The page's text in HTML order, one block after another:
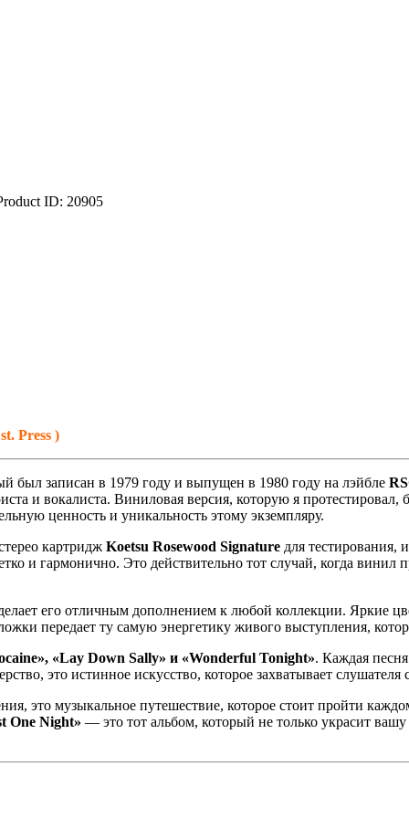
ID: 20905
Press )
был записан в 1979 году и выпущен в 1980 году на лэйбле
и вокалиста. Виниловая версия, которую я
ценность и уникальность этому экземпляру.
картридж Koetsu Rosewood Signature для тестирования,
и гармонично. Это действительно тот случай, когда
его отличным дополнением к любой коллекции. Яркие
передает ту самую энергетику живого выступления,
«Lay Down Sally» и «Wonderful Tonight». Каждая
это истинное искусство, которое захватывает слушателя
это музыкальное путешествие, которое стоит пройти
One Night» — это тот альбом, который не только украсит